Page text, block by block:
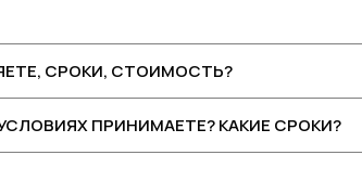
СРОКИ, СТОИМОСТЬ?
ПРИНИМАЕТЕ? КАКИЕ СРОКИ?